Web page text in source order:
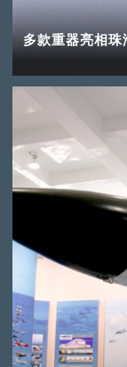
多款重器亮相